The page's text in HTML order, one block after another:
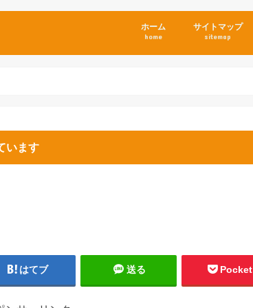
ホーム
home
サイトマップ
sitemap
います
はてブ 送る Pocket